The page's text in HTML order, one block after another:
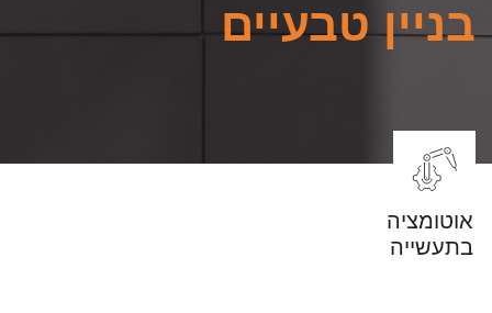
בניין טבעיים
אוטומציה
בתעשייה